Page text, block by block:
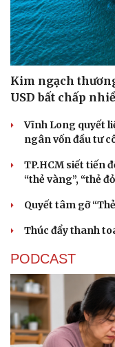
Kim ngạch
USD bất chấp
Vĩnh Long quyết
ngân vốn đầu tư
TP.HCM siết tiến
“thẻ vàng”, “thẻ
Quyết tâm gỡ
Thúc đẩy thanh
PODCAST